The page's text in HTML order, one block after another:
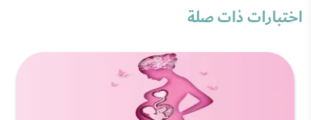
اختبارات ذات صلة